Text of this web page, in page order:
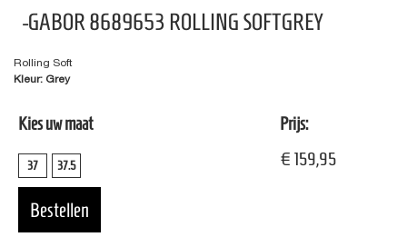
-GABOR 8689653 ROLLING SOFTGREY
Rolling Soft
Kleur: Grey
Kies uw maat
37 37.5
Prijs:
€ 159,95